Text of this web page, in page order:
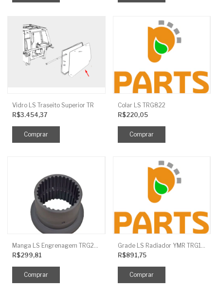
Vidro LS Traseito Superior TR
R$3.454,37
Colar LS TRG822
R$220,05
R$299,81
R$891,75